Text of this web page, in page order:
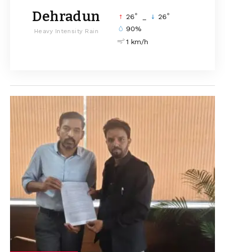
Dehradun
Heavy Intensity Rain
26° 26°
90%
1 km/h